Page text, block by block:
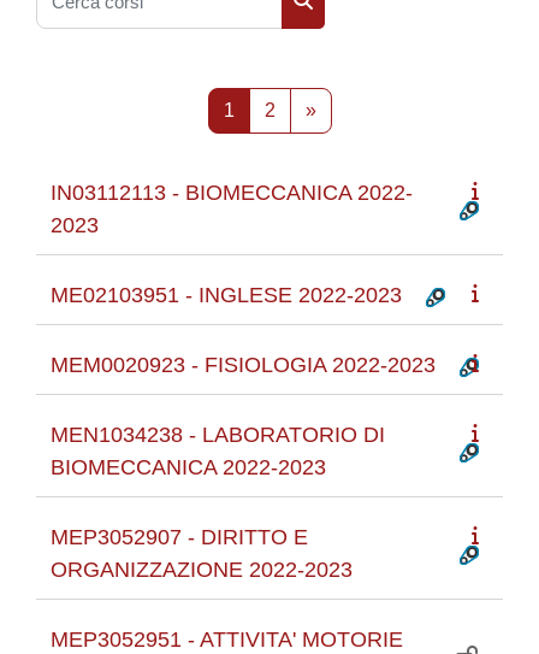
Cerca corsi
1 Pagina 1
2Pagina 2
»Pagina successiva
IN03112113 - BIOMECCANICA 2022-
2023
ME02103951 - INGLESE 2022-2023
MEM0020923 - FISIOLOGIA 2022-2023
MEN1034238 - LABORATORIO DI
BIOMECCANICA 2022-2023
MEP3052907 - DIRITTO E
ORGANIZZAZIONE 2022-2023
MEP3052951 - ATTIVITA' MOTORIE